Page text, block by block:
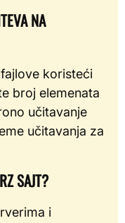
NA
koristeći
broj elemenata
učitavanje
učitavanja za
SAJT?
i